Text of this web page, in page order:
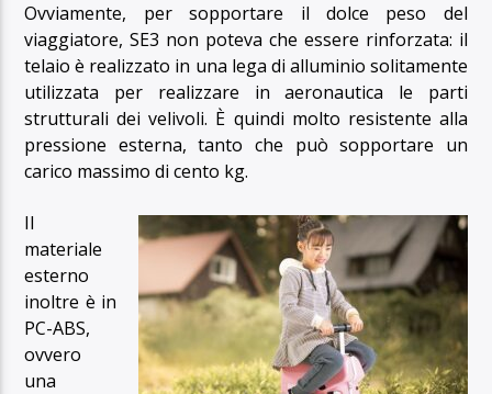
Ovviamente, per sopportare il dolce peso del
viaggiatore, SE3 non poteva che essere rinforzata: il
telaio è realizzato in una lega di alluminio solitamente
utilizzata per realizzare in aeronautica le parti
strutturali dei velivoli. È quindi molto resistente alla
pressione esterna, tanto che può sopportare un
carico massimo di cento kg.
Il
materiale
esterno
inoltre è in
PC-ABS,
ovvero
una